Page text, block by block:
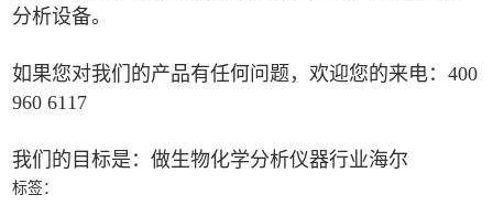
分析设备。
如果您对我们的产品有任何问题，欢迎您的来电：400
960 6117
我们的目标是：做生物化学分析仪器行业海尔
标签：